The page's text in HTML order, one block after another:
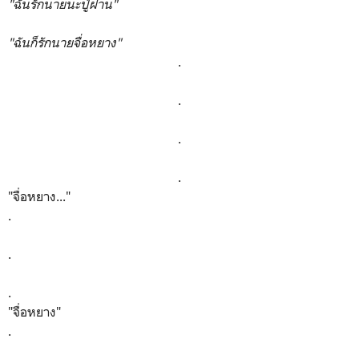
"ฉันรักนายนะปู่ฝาน"
"ฉันก็รักนายจื่อหยาง"
.
.
.
.
"จื่อหยาง..."
.
.
.
"จื่อหยาง"
.